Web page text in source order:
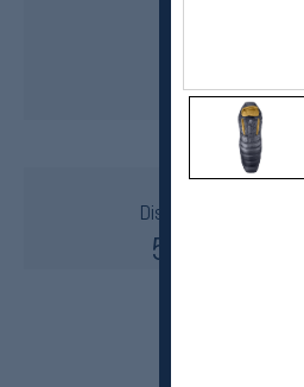
Nemo
Disco 15 -9 C Mens
5599,-